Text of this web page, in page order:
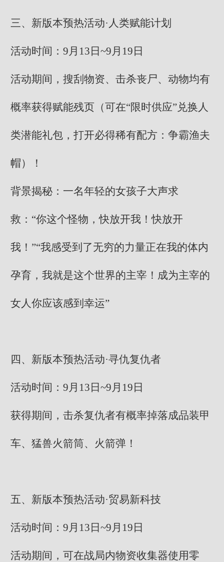
三、新版本预热活动·人类赋能计划
活动时间：9月13日~9月19日
活动期间，搜刮物资、击杀丧尸、动物均有
概率获得赋能残页（可在“限时供应”兑换人
类潜能礼包，打开必得稀有配方：争霸渔夫
帽）！
背景揭秘：一名年轻的女孩子大声求
救：“你这个怪物，快放开我！快放开
我！”“我感受到了无穷的力量正在我的体内
孕育，我就是这个世界的主宰！成为主宰的
女人你应该感到幸运”
四、新版本预热活动·寻仇复仇者
活动时间：9月13日~9月19日
获得期间，击杀复仇者有概率掉落成品装甲
车、猛兽火箭筒、火箭弹！
五、新版本预热活动·贸易新科技
活动时间：9月13日~9月19日
活动期间，可在战局内物资收集器使用零